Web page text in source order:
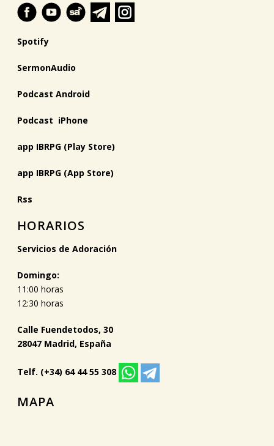
Spotify
SermonAudio
Podcast Android
Podcast iPhone
app IBRPG (Play Store)
app IBRPG (App Store)
Rss
HORARIOS
Servicios de Adoración
Domingo:
11:00 horas
12:30 horas
Calle Fuendetodos, 30
28047 Madrid, España
Telf. (+34) 64 44 55 308
MAPA